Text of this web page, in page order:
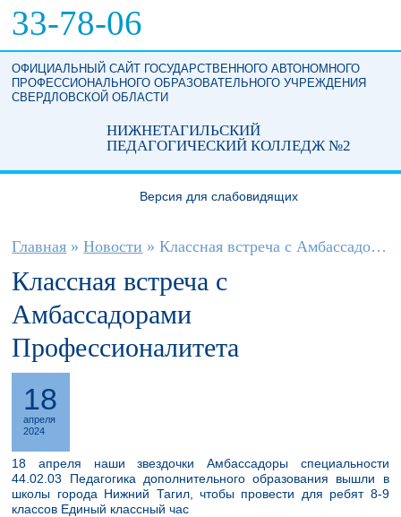
33-78-06
ОФИЦИАЛЬНЫЙ САЙТ ГОСУДАРСТВЕННОГО АВТОНОМНОГО
ПРОФЕССИОНАЛЬНОГО ОБРАЗОВАТЕЛЬНОГО УЧРЕЖДЕНИЯ
СВЕРДЛОВСКОЙ ОБЛАСТИ
НИЖНЕТАГИЛЬСКИЙ
ПЕДАГОГИЧЕСКИЙ КОЛЛЕДЖ №2
Версия для слабовидящих
Вы здесь
Главная » Новости » Классная встреча с Амбассадорами...
Классная встреча с
Амбассадорами
Профессионалитета
18
апреля
2024
18 апреля наши звездочки Амбассадоры специальности
44.02.03 Педагогика дополнительного образования вышли в
школы города Нижний Тагил, чтобы провести для ребят 8-9
классов Единый классный час